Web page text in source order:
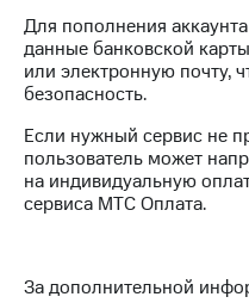
Для пополнения
данные банковской
или электронную почту,
безопасность.
Если нужный сервис не
пользователь может
на индивидуальную
сервиса МТС Оплата.
За дополнительной